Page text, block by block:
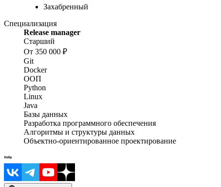
Захабренный
Специализация
Release manager
Старший
От 350 000 ₽
Git
Docker
ООП
Python
Linux
Java
Базы данных
Разработка программного обеспечения
Алгоритмы и структуры данных
Объектно-ориентированное проектирование